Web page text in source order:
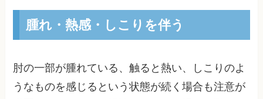
腫れ・熱感・しこりを伴う
肘の一部が腫れている、触ると熱い、しこりのよ
うなものを感じるという状態が続く場合も注意が